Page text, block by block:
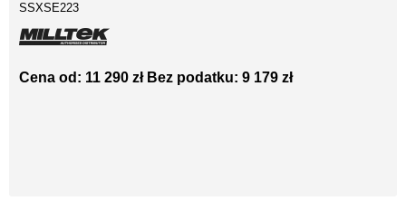
SSXSE223
Cena od: 11 290 zł Bez podatku: 9 179 zł